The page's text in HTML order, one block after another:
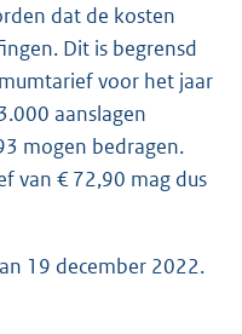
dat de kosten
Dit is begrensd
voor het jaar
aanslagen
mogen bedragen.
van € 72,90 mag dus
19 december 2022.